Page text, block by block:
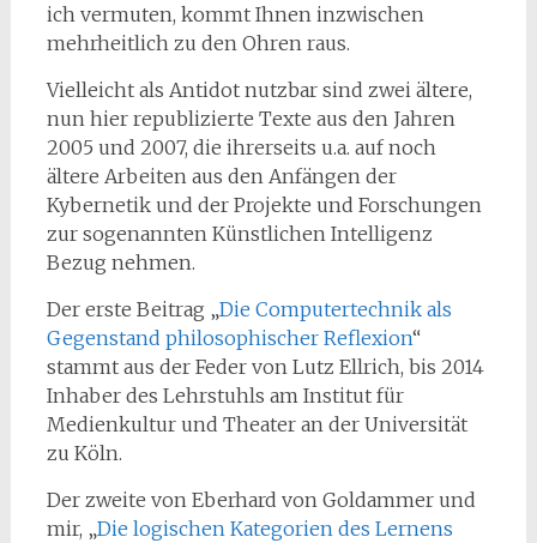
ich vermuten, kommt Ihnen inzwischen
mehrheitlich zu den Ohren raus.
Vielleicht als Antidot nutzbar sind zwei ältere,
nun hier republizierte Texte aus den Jahren
2005 und 2007, die ihrerseits u.a. auf noch
ältere Arbeiten aus den Anfängen der
Kybernetik und der Projekte und Forschungen
zur sogenannten Künstlichen Intelligenz
Bezug nehmen.
Der erste Beitrag „Die Computertechnik als
Gegenstand philosophischer Reflexion“
stammt aus der Feder von Lutz Ellrich, bis 2014
Inhaber des Lehrstuhls am Institut für
Medienkultur und Theater an der Universität
zu Köln.
Der zweite von Eberhard von Goldammer und
mir, „Die logischen Kategorien des Lernens